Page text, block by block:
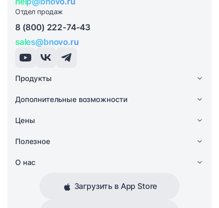
Отдел продаж
8 (800) 222-74-43
sales@bnovo.ru
Продукты
Дополнительные возможности
Цены
Полезное
О нас
Загрузить в App Store